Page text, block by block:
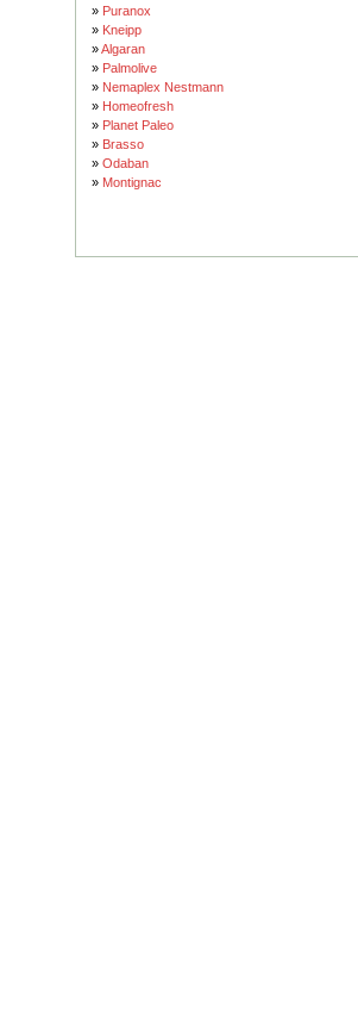
» Puranox
» Kneipp
»Algaran
» Palmolive
» Nemaplex Nestmann
» Homeofresh
» Planet Paleo
» Brasso
» Odaban
» Montignac